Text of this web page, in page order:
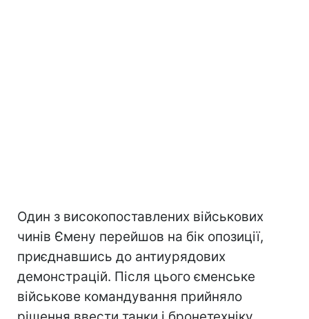
Один з високопоставлених військових
чинів Ємену перейшов на бік опозиції,
приєднавшись до антиурядових
демонстрацій. Після цього єменське
військове командування прийняло